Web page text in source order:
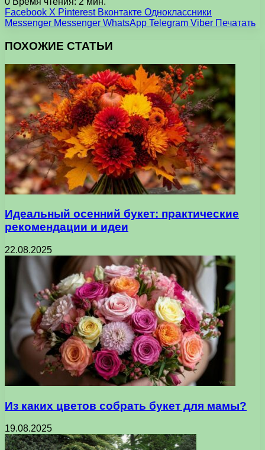
Facebook X Pinterest Вконтакте Одноклассники
Messenger Messenger WhatsApp Telegram Viber Печатать
ПОХОЖИЕ СТАТЬИ
Идеальный осенний букет: практические
рекомендации и идеи
22.08.2025
Из каких цветов собрать букет для мамы?
19.08.2025